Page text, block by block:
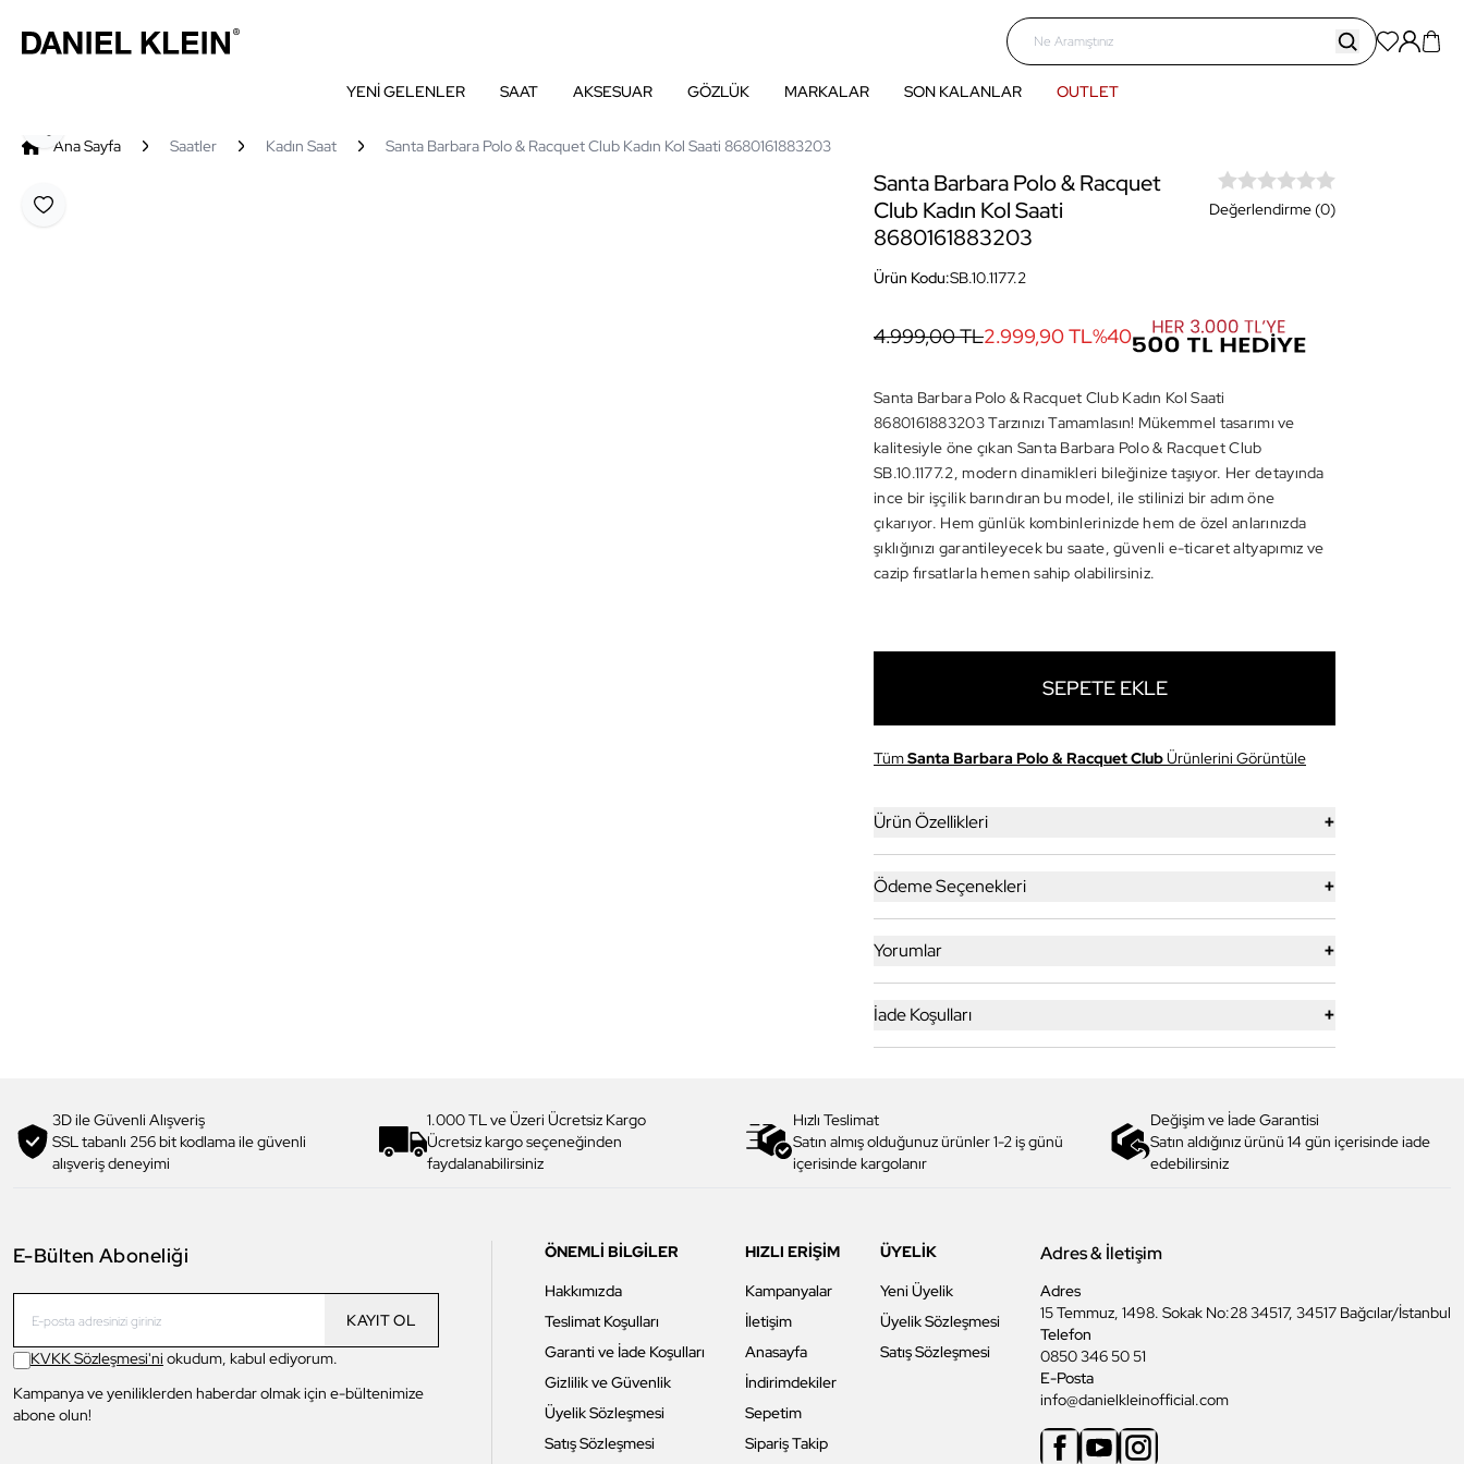
YENİ GELENLER SAAT AKSESUAR GÖZLÜK MARKALAR SON KALANLAR OUTLET
Ana Sayfa Saatler Kadın Saat Santa Barbara Polo & Racquet Club Kadın Kol Saati 8680161883203
Favoriye Ekle
Paylaş
Santa Barbara Polo & Racquet
Club Kadın Kol Saati
8680161883203
Ürün Kodu:SB.10.1177.2
Değerlendirme (0)
4.999,00 TL2.999,90 TL%40
Santa Barbara Polo & Racquet Club Kadın Kol Saati
8680161883203 Tarzınızı Tamamlasın! Mükemmel tasarımı ve
kalitesiyle öne çıkan Santa Barbara Polo & Racquet Club
SB.10.1177.2, modern dinamikleri bileğinize taşıyor. Her detayında
ince bir işçilik barındıran bu model, ile stilinizi bir adım öne
çıkarıyor. Hem günlük kombinlerinizde hem de özel anlarınızda
şıklığınızı garantileyecek bu saate, güvenli e-ticaret altyapımız ve
cazip fırsatlarla hemen sahip olabilirsiniz.
SEPETE EKLE
TümSanta Barbara Polo & Racquet ClubÜrünlerini Görüntüle
Ürün Özellikleri +
Ödeme Seçenekleri +
Yorumlar +
İade Koşulları +
3D ile Güvenli Alışveriş
SSL tabanlı 256 bit kodlama ile güvenli
alışveriş deneyimi
1.000 TL ve Üzeri Ücretsiz Kargo
Ücretsiz kargo seçeneğinden
faydalanabilirsiniz
Hızlı Teslimat
Satın almış olduğunuz ürünler 1-2 iş günü
içerisinde kargolanır
Değişim ve İade Garantisi
Satın aldığınız ürünü 14 gün içerisinde iade
edebilirsiniz
E-Bülten Aboneliği
KAYIT OL
KVKK Sözleşmesi'ni okudum, kabul ediyorum.
Kampanya ve yeniliklerden haberdar olmak için e-bültenimize
abone olun!
ÖNEMLİ BİLGİLER
Hakkımızda
Teslimat Koşulları
Garanti ve İade Koşulları
Gizlilik ve Güvenlik
Üyelik Sözleşmesi
Satış Sözleşmesi
HIZLI ERİŞİM
Kampanyalar
İletişim
Anasayfa
İndirimdekiler
Sepetim
Sipariş Takip
ÜYELİK
Yeni Üyelik
Üyelik Sözleşmesi
Satış Sözleşmesi
Adres & İletişim
Adres
15 Temmuz, 1498. Sokak No:28 34517, 34517 Bağcılar/İstanbul
Telefon
0850 346 50 51
E-Posta
info@danielkleinofficial.com
FacebookYoutubeInstagram